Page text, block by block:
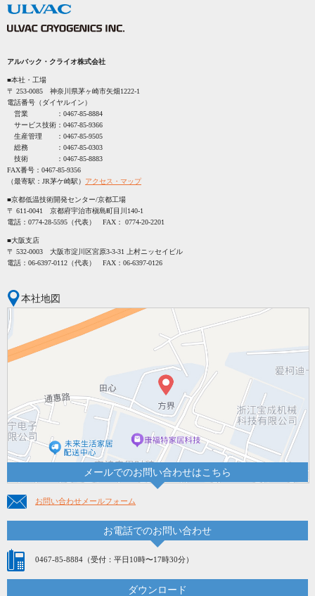
アルバック・クライオ株式会社
■本社・工場
〒 253-0085 神奈川県茅ヶ崎市矢畑1222-1
電話番号（ダイヤルイン）
営業 ： 0467-85-8884
サービス技術： 0467-85-9366
生産管理 ： 0467-85-9505
総務 ： 0467-85-0303
技術 ： 0467-85-8883
FAX番号： 0467-85-9356
（最寄駅：JR茅ケ崎駅） アクセス・マップ
■京都低温技術開発センター/京都工場
〒 611-0041 京都府宇治市槇島町目川140-1
電話： 0774-28-5595 （代表） FAX： 0774-20-2201
■大阪支店
〒 532-0003 大阪市淀川区宮原3-3-31 上村ニッセイビル
電話： 06-6397-0112 （代表） FAX： 06-6397-0126
本社地図
メールでのお問い合わせはこちら
お問い合わせメールフォーム
お電話でのお問い合わせ
0467-85-8884 （受付：平日10時〜17時30分）
ダウンロード